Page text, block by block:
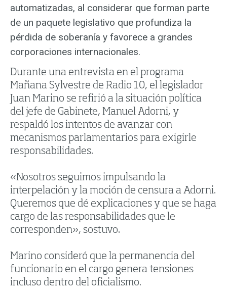
automatizadas, al considerar que forman parte
de un paquete legislativo que profundiza la
pérdida de soberanía y favorece a grandes
corporaciones internacionales.
Durante una entrevista en el programa
Mañana Sylvestre de Radio 10, el legislador
Juan Marino se refirió a la situación política
del jefe de Gabinete, Manuel Adorni, y
respaldó los intentos de avanzar con
mecanismos parlamentarios para exigirle
responsabilidades.
«Nosotros seguimos impulsando la
interpelación y la moción de censura a Adorni.
Queremos que dé explicaciones y que se haga
cargo de las responsabilidades que le
corresponden», sostuvo.
Marino consideró que la permanencia del
funcionario en el cargo genera tensiones
incluso dentro del oficialismo.